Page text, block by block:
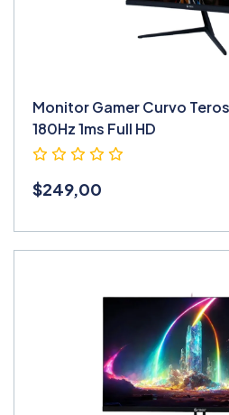
Monitor Gamer Curvo Teros
180Hz 1ms Full HD
$249,00